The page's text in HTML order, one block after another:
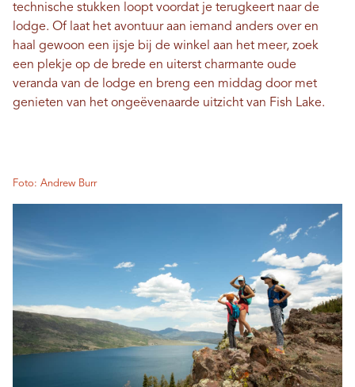
technische stukken loopt voordat je terugkeert naar de
lodge. Of laat het avontuur aan iemand anders over en
haal gewoon een ijsje bij de winkel aan het meer, zoek
een plekje op de brede en uiterst charmante oude
veranda van de lodge en breng een middag door met
genieten van het ongeëvenaarde uitzicht van Fish Lake.
Foto: Andrew Burr